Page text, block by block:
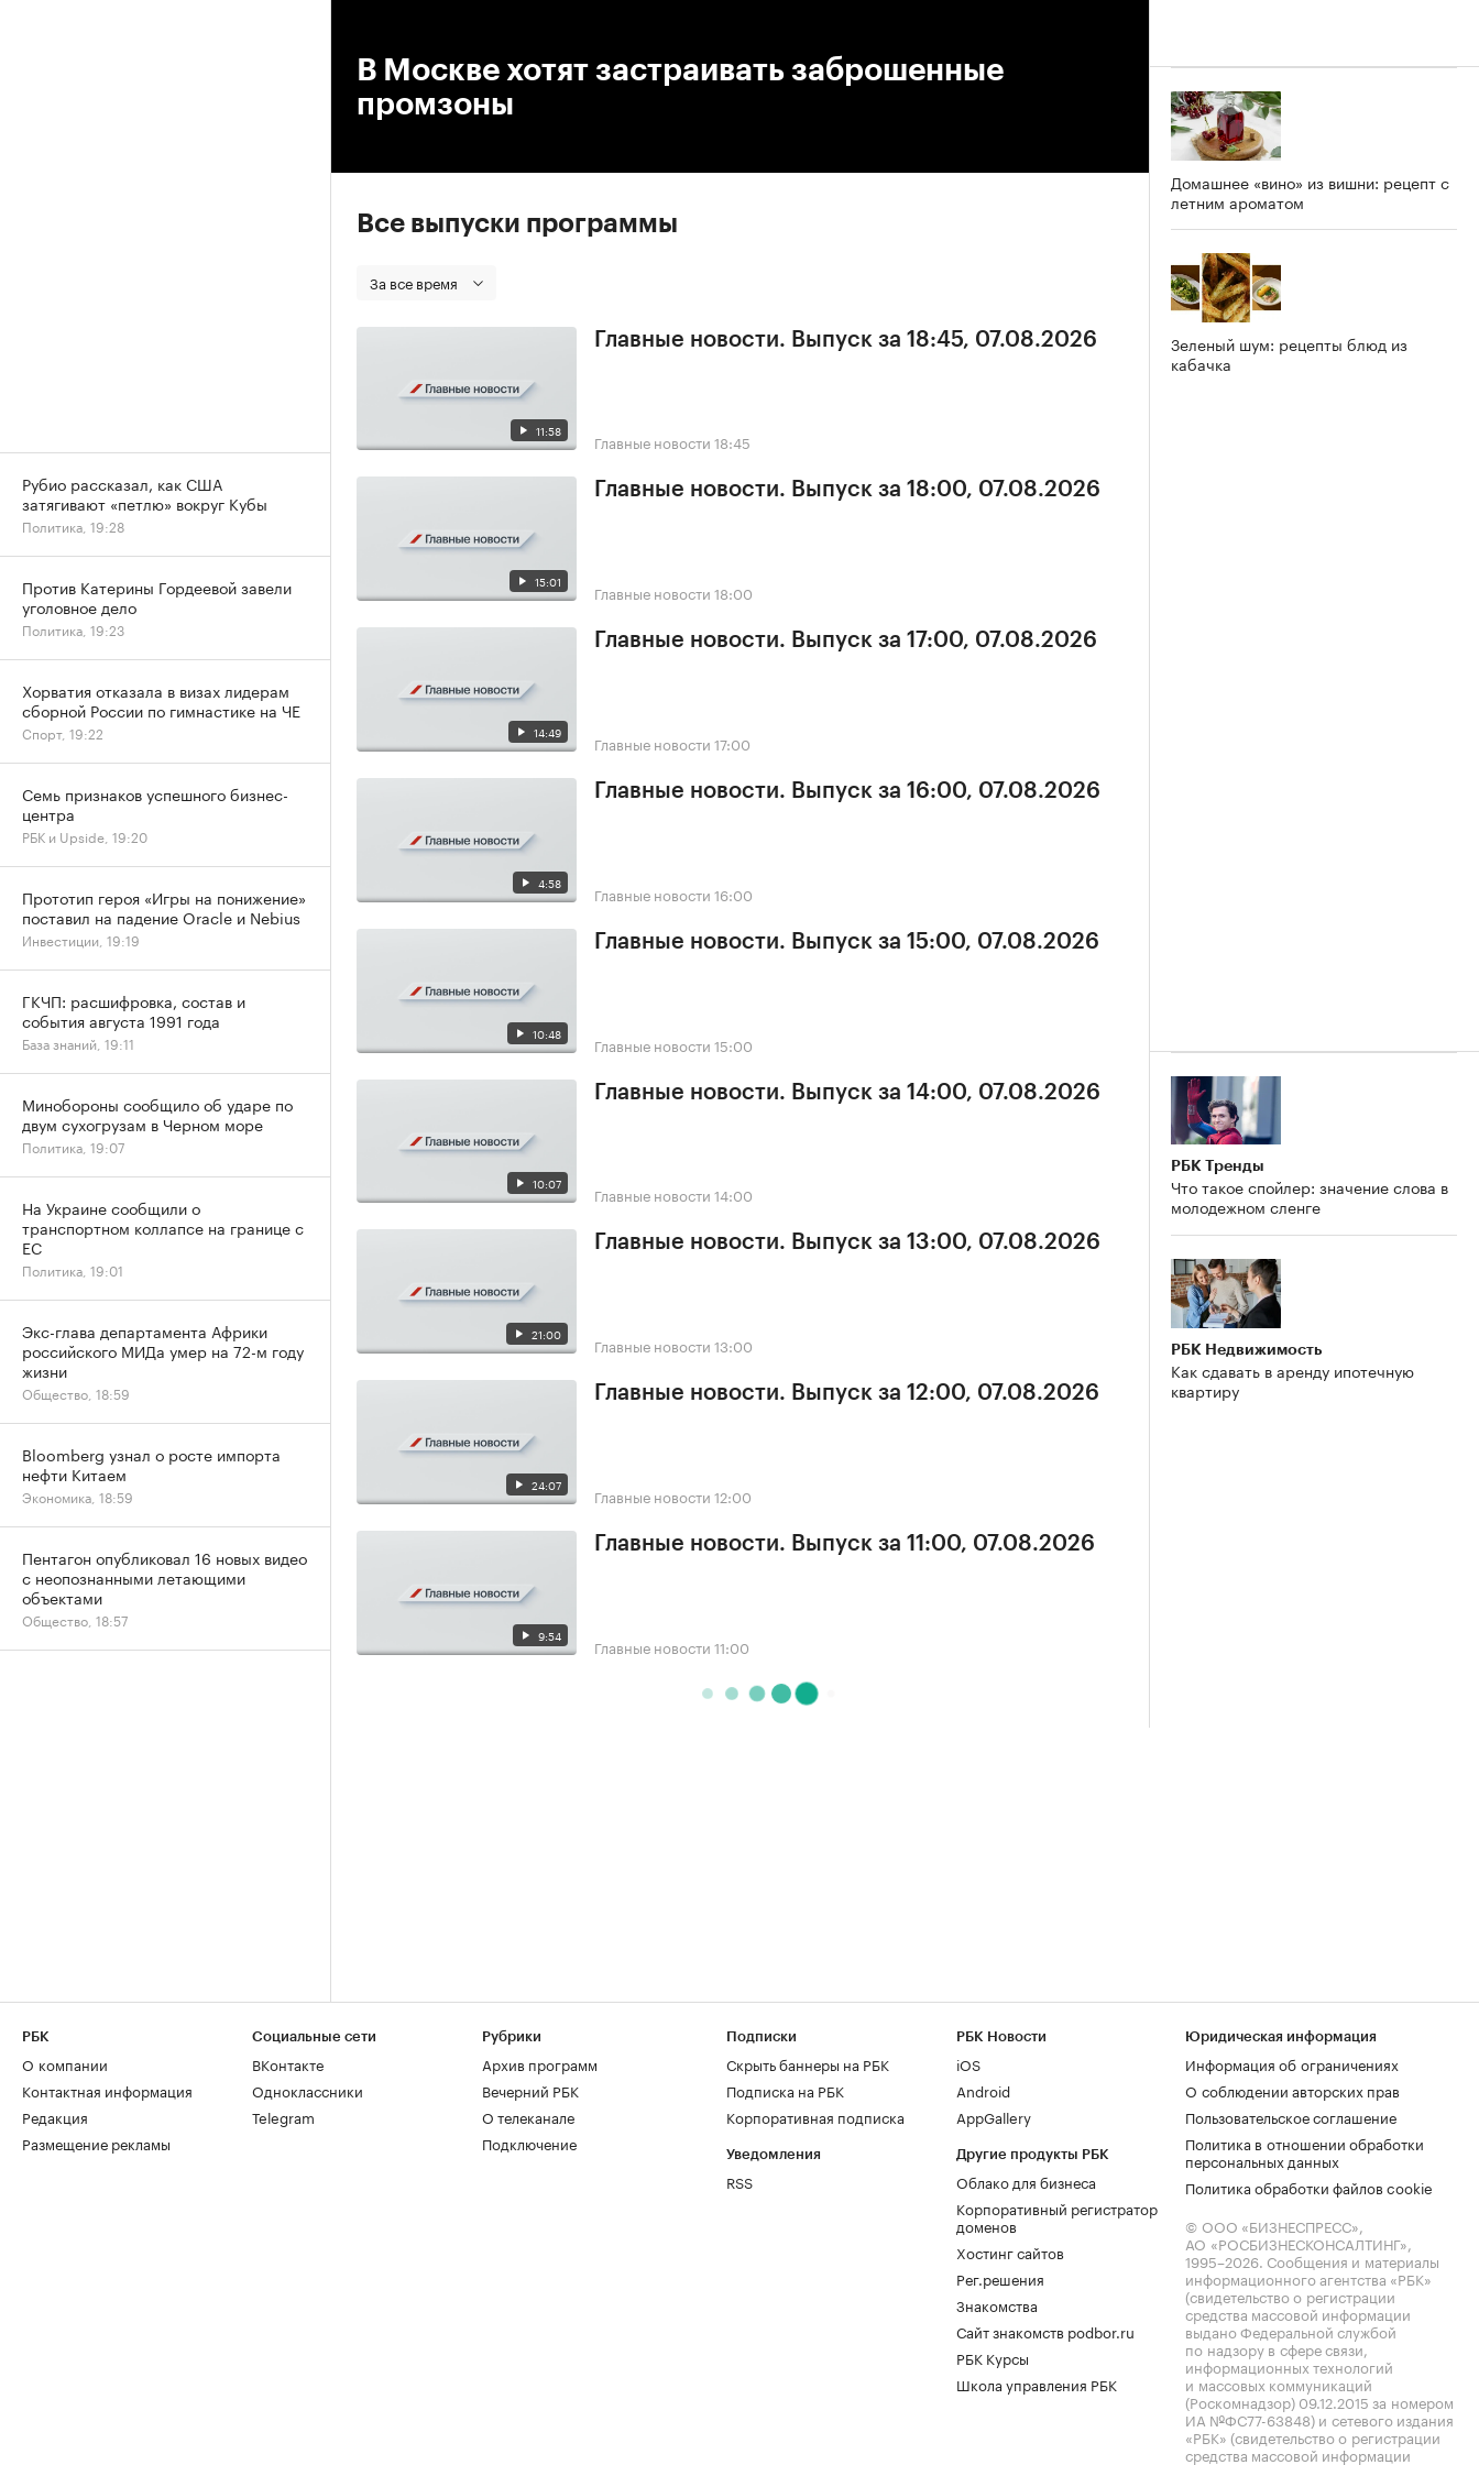
В Москве хотят застраивать заброшенные
промзоны
Все выпуски программы
За все время
11:58
Главные новости. Выпуск за 18:45, 07.08.2026
Главные новости 18:45
15:01
Главные новости. Выпуск за 18:00, 07.08.2026
Главные новости 18:00
14:49
Главные новости. Выпуск за 17:00, 07.08.2026
Главные новости 17:00
4:58
Главные новости. Выпуск за 16:00, 07.08.2026
Главные новости 16:00
10:48
Главные новости. Выпуск за 15:00, 07.08.2026
Главные новости 15:00
10:07
Главные новости. Выпуск за 14:00, 07.08.2026
Главные новости 14:00
21:00
Главные новости. Выпуск за 13:00, 07.08.2026
Главные новости 13:00
24:07
Главные новости. Выпуск за 12:00, 07.08.2026
Главные новости 12:00
9:54
Главные новости. Выпуск за 11:00, 07.08.2026
Главные новости 11:00
Домашнее «вино» из вишни: рецепт с
летним ароматом
Зеленый шум: рецепты блюд из
кабачка
РБК Тренды
Что такое спойлер: значение слова в
молодежном сленге
РБК Недвижимость
Как сдавать в аренду ипотечную
квартиру
Рубио рассказал, как США
затягивают «петлю» вокруг Кубы
Политика, 19:28
Против Катерины Гордеевой завели
уголовное дело
Политика, 19:23
Хорватия отказала в визах лидерам
сборной России по гимнастике на ЧЕ
Спорт, 19:22
Семь признаков успешного бизнес-
центра
РБК и Upside, 19:20
Прототип героя «Игры на понижение»
поставил на падение Oracle и Nebius
Инвестиции, 19:19
ГКЧП: расшифровка, состав и
события августа 1991 года
База знаний, 19:11
Минобороны сообщило об ударе по
двум сухогрузам в Черном море
Политика, 19:07
На Украине сообщили о
транспортном коллапсе на границе с
ЕС
Политика, 19:01
Экс-глава департамента Африки
российского МИДа умер на 72-м году
жизни
Общество, 18:59
Bloomberg узнал о росте импорта
нефти Китаем
Экономика, 18:59
Пентагон опубликовал 16 новых видео
с неопознанными летающими
объектами
Общество, 18:57
РБК
О компании
Контактная информация
Редакция
Размещение рекламы
Социальные сети
ВКонтакте
Одноклассники
Telegram
Рубрики
Архив программ
Вечерний РБК
О телеканале
Подключение
Подписки
Скрыть баннеры на РБК
Подписка на РБК
Корпоративная подписка
Уведомления
RSS
РБК Новости
iOS
Android
AppGallery
Другие продукты РБК
Облако для бизнеса
Корпоративный регистратор
доменов
Хостинг сайтов
Рег.решения
Знакомства
Сайт знакомств podbor.ru
РБК Курсы
Школа управления РБК
Юридическая информация
Информация об ограничениях
О соблюдении авторских прав
Пользовательское соглашение
Политика в отношении обработки
персональных данных
Политика обработки файлов cookie
© ООО «БИЗНЕСПРЕСС»,
АО «РОСБИЗНЕСКОНСАЛТИНГ»,
1995–2026. Сообщения и материалы
информационного агентства «РБК»
(свидетельство о регистрации
средства массовой информации
выдано Федеральной службой
по надзору в сфере связи,
информационных технологий
и массовых коммуникаций
(Роскомнадзор) 09.12.2015 за номером
ИА №ФС77-63848) и сетевого издания
«РБК» (свидетельство о регистрации
средства массовой информации